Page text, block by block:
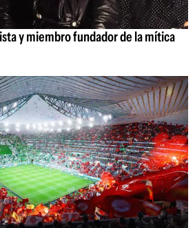
y miembro fundador de la mítica